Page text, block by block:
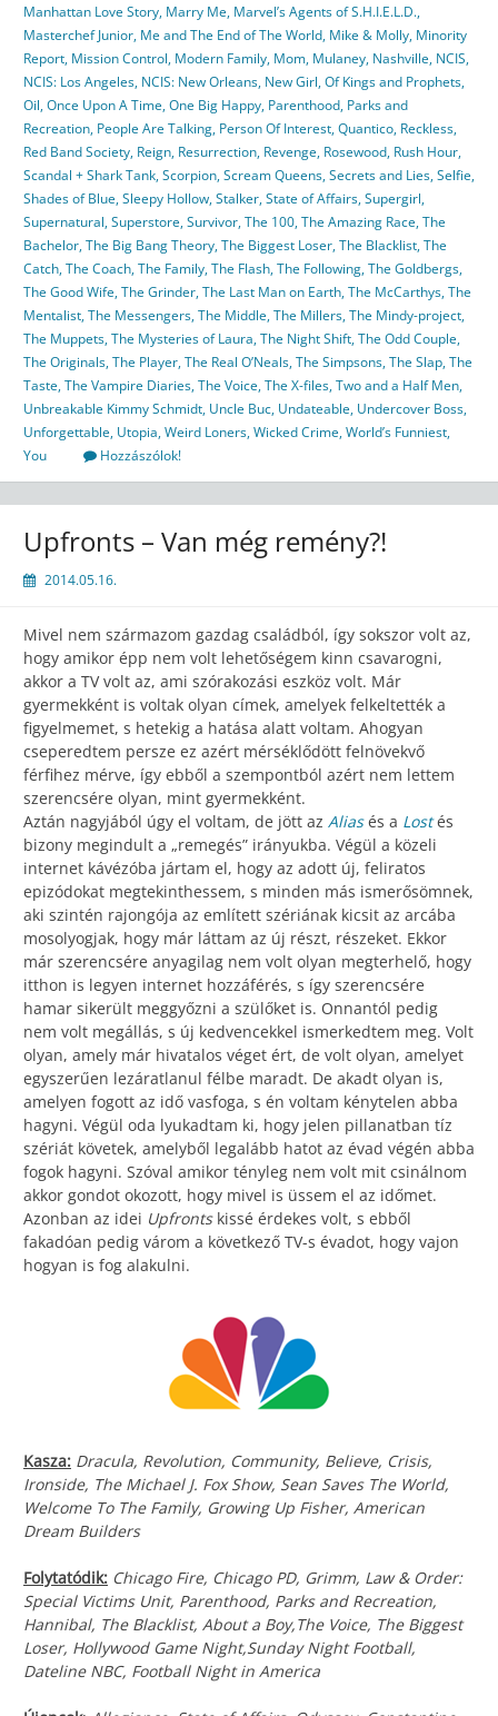
Manhattan Love Story, Marry Me, Marvel’s Agents of S.H.I.E.L.D.,
Masterchef Junior, Me and The End of The World, Mike & Molly, Minority
Report, Mission Control, Modern Family, Mom, Mulaney, Nashville, NCIS,
NCIS: Los Angeles, NCIS: New Orleans, New Girl,Of Kings and Prophets,
Oil,Once Upon A Time,One Big Happy, Parenthood, Parks and
Recreation, People Are Talking, Person Of Interest,Quantico, Reckless,
Red Band Society, Reign, Resurrection, Revenge, Rosewood, Rush Hour,
Scandal + Shark Tank,Scorpion,Scream Queens,Secrets and Lies,Selfie,
Shades of Blue,Sleepy Hollow,Stalker,State of Affairs,Supergirl,
Supernatural,Superstore,Survivor,The 100,The Amazing Race,The
Bachelor,The Big Bang Theory,The Biggest Loser,The Blacklist,The
Catch,The Coach,The Family,The Flash,The Following,The Goldbergs,
The Good Wife,The Grinder,The Last Man on Earth,The McCarthys,The
Mentalist,The Messengers,The Middle,The Millers,The Mindy-project,
The Muppets,The Mysteries of Laura,The Night Shift,The Odd Couple,
The Originals,The Player,The Real O’Neals,The Simpsons,The Slap,The
Taste,The Vampire Diaries,The Voice,The X-files,Two and a Half Men,
Unbreakable Kimmy Schmidt, Uncle Buc, Undateable, Undercover Boss,
Unforgettable, Utopia,Weird Loners,Wicked Crime,World’s Funniest,
You
Hozzászólok!
Upfronts – Van még remény?!
2014.05.16.
Mivel nem származom gazdag családból, így sokszor volt az,
hogy amikor épp nem volt lehetőségem kinn csavarogni,
akkor a TV volt az, ami szórakozási eszköz volt. Már
gyermekként is voltak olyan címek, amelyek felkeltették a
figyelmemet, s hetekig a hatása alatt voltam. Ahogyan
cseperedtem persze ez azért mérséklődött felnövekvő
férfihez mérve, így ebből a szempontból azért nem lettem
szerencsére olyan, mint gyermekként.
Aztán nagyjából úgy el voltam, de jött az Alias és a Lost és
bizony megindult a „remegés” irányukba. Végül a közeli
internet kávézóba jártam el, hogy az adott új, feliratos
epizódokat megtekinthessem, s minden más ismerősömnek,
aki szintén rajongója az említett szériának kicsit az arcába
mosolyogjak, hogy már láttam az új részt, részeket. Ekkor
már szerencsére anyagilag nem volt olyan megterhelő, hogy
itthon is legyen internet hozzáférés, s így szerencsére
hamar sikerült meggyőzni a szülőket is. Onnantól pedig
nem volt megállás, s új kedvencekkel ismerkedtem meg. Volt
olyan, amely már hivatalos véget ért, de volt olyan, amelyet
egyszerűen lezáratlanul félbe maradt. De akadt olyan is,
amelyen fogott az idő vasfoga, s én voltam kénytelen abba
hagyni. Végül oda lyukadtam ki, hogy jelen pillanatban tíz
szériát követek, amelyből legalább hatot az évad végén abba
fogok hagyni. Szóval amikor tényleg nem volt mit csinálnom
akkor gondot okozott, hogy mivel is üssem el az időmet.
Azonban az idei Upfrontskissé érdekes volt, s ebből
fakadóan pedig várom a következő TV-s évadot, hogy vajon
hogyan is fog alakulni.
Kasza: Dracula, Revolution, Community, Believe, Crisis,
Ironside, The Michael J. Fox Show, Sean Saves The World,
Welcome To The Family, Growing Up Fisher, American
Dream Builders
Folytatódik: Chicago Fire, Chicago PD, Grimm, Law & Order:
Special Victims Unit, Parenthood, Parks and Recreation,
Hannibal, The Blacklist, About a Boy,The Voice, The Biggest
Loser, Hollywood Game Night,Sunday Night Football,
Dateline NBC, Football Night in America